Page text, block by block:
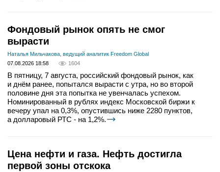
Фондовый рынок опять не смог
вырасти
Наталья Мильчакова, ведущий аналитик Freedom Global
07.08.2026 18:58
1604
В пятницу, 7 августа, российский фондовый рынок, как
и днём ранее, попытался вырасти с утра, но во второй
половине дня эта попытка не увенчалась успехом.
Номинированный в рублях индекс Московской биржи к
вечеру упал на 0,3%, опустившись ниже 2280 пунктов,
а долларовый РТС - на 1,2%.
Цена нефти и газа. Нефть достигла
первой зоны отскока